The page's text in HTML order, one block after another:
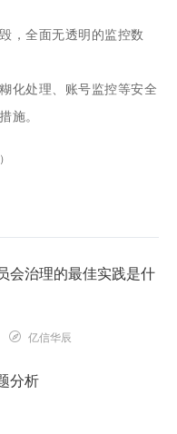
，全面无透明的监控数
化处理、账号监控等安全
施。
会治理的最佳实践是什
亿信华辰
分析